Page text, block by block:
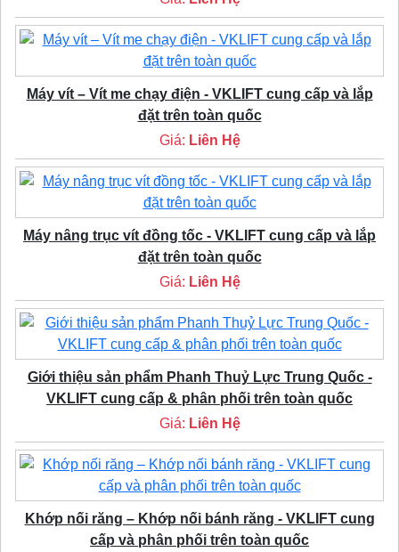
Máy vít – Vít me chạy điện - VKLIFT cung cấp và lắp
đặt trên toàn quốc
Giá: Liên Hệ
Máy nâng trục vít đồng tốc - VKLIFT cung cấp và lắp
đặt trên toàn quốc
Giá: Liên Hệ
Giới thiệu sản phẩm Phanh Thuỷ Lực Trung Quốc -
VKLIFT cung cấp & phân phối trên toàn quốc
Giá: Liên Hệ
Khớp nối răng – Khớp nối bánh răng - VKLIFT cung
cấp và phân phối trên toàn quốc